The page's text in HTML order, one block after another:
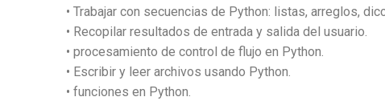
• Trabajar con secuencias de Python: listas, arreglos,
• Recopilar resultados de entrada y salida del usuario.
• procesamiento de control de flujo en Python.
• Escribir y leer archivos usando Python.
• funciones en Python.